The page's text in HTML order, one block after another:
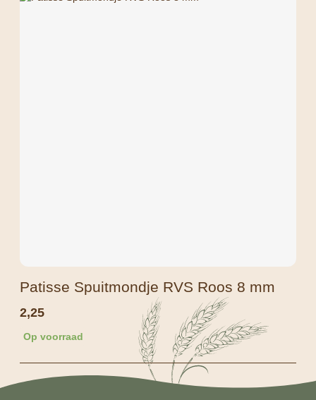
Patisse Spuitmondje RVS Roos 8 mm
2,25
Op voorraad